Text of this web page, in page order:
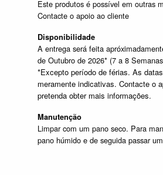
Este produtos é possível em outras
Contacte o apoio ao cliente
Disponibilidade
A entrega será feita
de Outubro de 2026* (7 a 8
*Excepto período de férias. As
meramente indicativas. Contacte o
pretenda obter mais informações.
Manutenção
Limpar com um pano seco. Para
pano húmido e de seguida passar